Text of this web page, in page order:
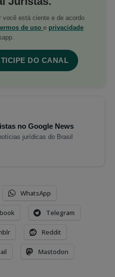
você está ciente e de acordo
de uso e privacidade
DO CANAL
no Google News
jurídicas do Brasil
WhatsApp
Telegram
Reddit
Mastodon